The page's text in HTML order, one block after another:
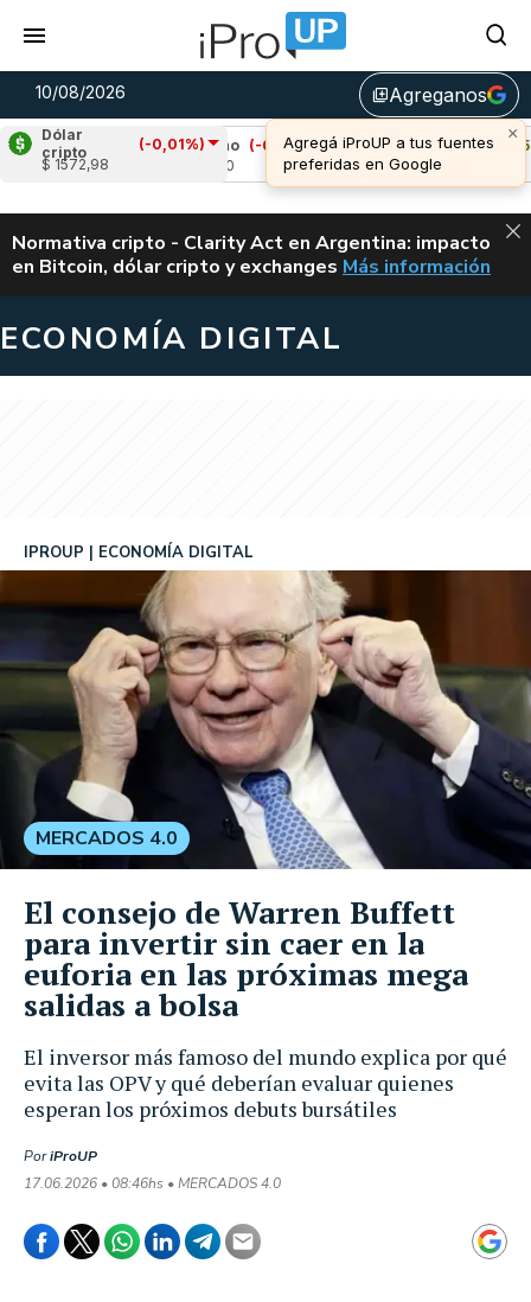
10/08/2026 library_addAgreganos
×
Agregá iProUP a tus fuentes
preferidas en Google
Dólar
cripto
(-0,01%)
$ 1572,98
Cardano
(-0,96%)
Avalanche (0,54%)
u$s 6,53
ALERTA
Normativa cripto - Clarity Act en Argentina: impacto
en Bitcoin, dólar cripto y exchanges CLARITY ACT EN
Más información
ECONOMÍA DIGITAL
El inversor más famoso del mundo explica por qué
evita las OPV y qué deberían evaluar quienes
esperan los próximos debuts bursátiles
IPROUP ECONOMÍA DIGITAL
PoriProUP
17.06.2026 • 08:46hs • MERCADOS 4.0
MERCADOS 4.0
El consejo de Warren Buffett
para invertir sin caer en la
euforia en las próximas mega
salidas a bolsa